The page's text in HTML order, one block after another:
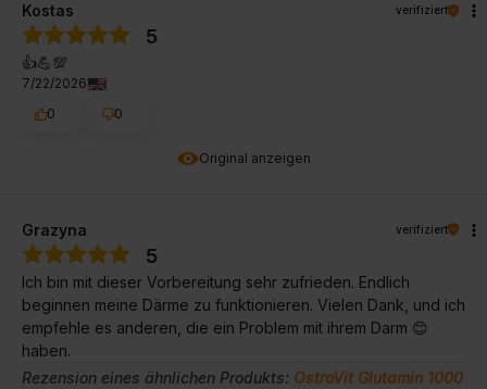
Original anzeigen
Kostas verifiziert
5
👍️💪💯
7/22/2026
0
0
Grazyna verifiziert
5
Ich bin mit dieser Vorbereitung sehr zufrieden. Endlich
beginnen meine Därme zu funktionieren. Vielen Dank, und ich
empfehle es anderen, die ein Problem mit ihrem Darm 😊
haben.
Rezension eines ähnlichen Produkts: OstroVit Glutamin 1000